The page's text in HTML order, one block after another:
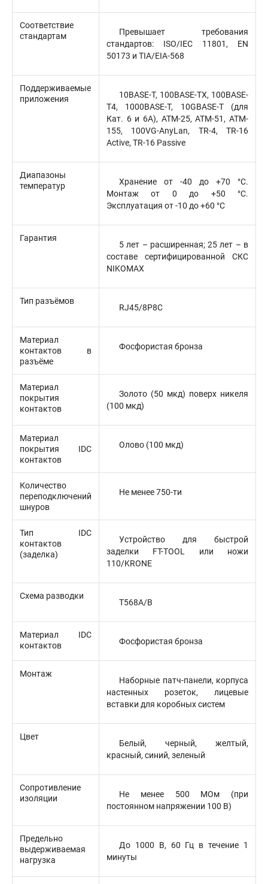
Соответствие
стандартам
Превышает требования
стандартов: ISO/IEC 11801, EN
50173 и TIA/EIA-568
Поддерживаемые
приложения
10BASE-T, 100BASE-TX, 100BASE-
T4, 1000BASE-T, 10GBASE-T (для
Кат. 6 и 6А), ATM-25, ATM-51, ATM-
155, 100VG-AnyLan, TR-4, TR-16
Active, TR-16 Passive
Диапазоны
температур
Хранение от -40 до +70 °C.
Монтаж от 0 до +50 °C.
Эксплуатация от -10 до +60 °C
Гарантия
5 лет – расширенная; 25 лет – в
составе сертифицированной СКС
NIKOMAX
Тип разъёмов
RJ45/8P8C
Материал
контактов в
разъёме
Фосфористая бронза
Материал
покрытия
контактов
Золото (50 мкд) поверх никеля
(100 мкд)
Материал
покрытия IDC
контактов
Олово (100 мкд)
Количество
переподключений
шнуров
Не менее 750-ти
Тип IDC
контактов
(заделка)
Устройство для быстрой
заделки FT-TOOL или ножи
110/KRONE
Схема разводки
T568A/B
Материал IDC
контактов
Фосфористая бронза
Монтаж
Наборные патч-панели, корпуса
настенных розеток, лицевые
вставки для коробных систем
Цвет
Белый, черный, желтый,
красный, синий, зеленый
Сопротивление
изоляции
Не менее 500 МОм (при
постоянном напряжении 100 В)
Предельно
выдерживаемая
нагрузка
До 1000 В, 60 Гц в течение 1
минуты